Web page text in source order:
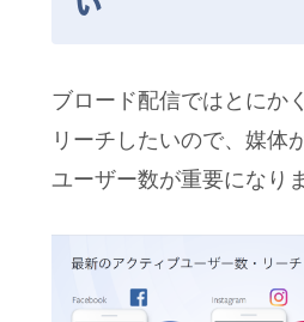
ブロード配信ではとにか
リーチしたいので、媒体
ユーザー数が重要になりま